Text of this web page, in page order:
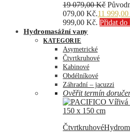
19 079,00Kč
079,00 Kč.11 999,00
999,00 Kč. Přidat do
Hydromasážní vany
KATEGORIE
Asymetrické
Čtvrtkruhové
Kabinové
Obdélníkové
Záhradní – jacuzzi
Ověřit termín
Čtvrtkruhové